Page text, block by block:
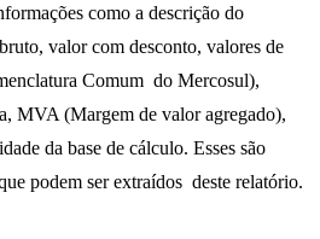
como a descrição do
valor com desconto, valores de
Comum do Mercosul),
MVA (Margem de valor agregado),
da base de cálculo. Esses são
podem ser extraídos deste relatório.